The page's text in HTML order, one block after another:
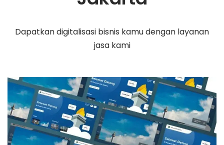
Dapatkan digitalisasi bisnis kamu dengan layanan
jasa kami